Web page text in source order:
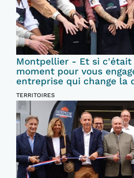
Montpellier - Et si c'était
moment pour vous
entreprise qui change la
TERRITOIRES